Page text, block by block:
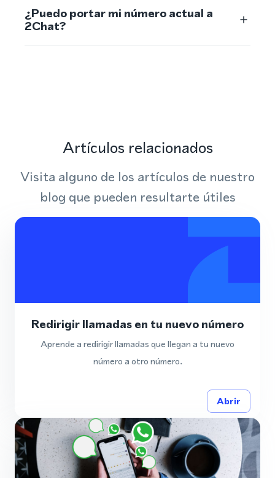
¿Puedo portar mi número actual a
2Chat?
Artículos relacionados
Visita alguno de los artículos de nuestro
blog que pueden resultarte útiles
Redirigir llamadas en tu nuevo número
Aprende a redirigir llamadas que llegan a tu nuevo
número a otro número.
Abrir